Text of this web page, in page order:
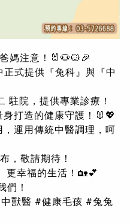
媽注意！🐰🐶🐱🎉
正式提供『兔科』與『中
駐院，提供專業診療！
打造的健康守護！🐰💖
運用傳統中醫調理，呵
，敬請期待！
更幸福的生活！🏡💕
們！
獸醫 #健康毛孩 #兔兔